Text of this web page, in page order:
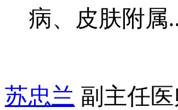
病、皮肤附属
苏忠兰 副主任